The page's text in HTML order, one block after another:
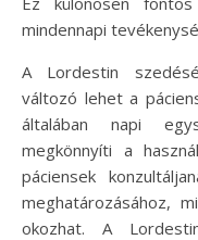
mindennapi
A Lordestin
változó lehet a
általában napi
megkönnyíti a
páciensek
meghatározásához,
okozhat. A